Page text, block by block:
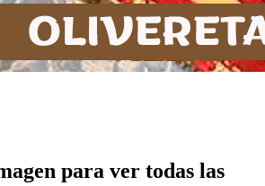
para ver todas las